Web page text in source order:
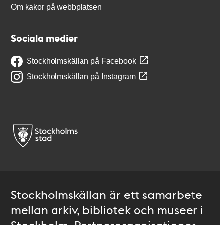
Om kakor på webbplatsen
Sociala medier
Stockholmskällan på Facebook
Stockholmskällan på Instagram
Stockholmskällan är ett samarbete
mellan arkiv, bibliotek och museer i